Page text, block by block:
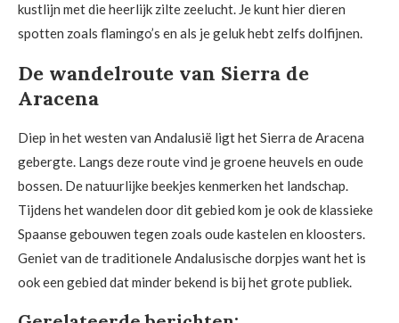
kustlijn met die heerlijk zilte zeelucht. Je kunt hier dieren
spotten zoals flamingo’s en als je geluk hebt zelfs dolfijnen.
De wandelroute van Sierra de
Aracena
Diep in het westen van Andalusië ligt het Sierra de Aracena
gebergte. Langs deze route vind je groene heuvels en oude
bossen. De natuurlijke beekjes kenmerken het landschap.
Tijdens het wandelen door dit gebied kom je ook de klassieke
Spaanse gebouwen tegen zoals oude kastelen en kloosters.
Geniet van de traditionele Andalusische dorpjes want het is
ook een gebied dat minder bekend is bij het grote publiek.